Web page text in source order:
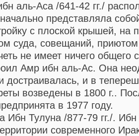
аль-Аса /641-42 гг./
представляла
с плоской крышей, на
суда, совещаний, приютом
не имеет ничего общего
Амр ибн аль-Ас. Она
достраивалась, и в
возведены в 1800 г..
в 1977 году.
Ибн Тулуна /877-79 гг./.
современного